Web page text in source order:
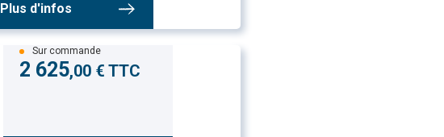
Plus d'infos
Sur commande
2 625,00 € TTC